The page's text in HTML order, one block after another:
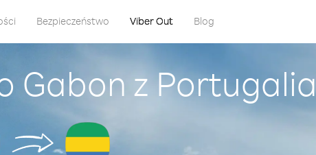
Bezpieczeństwo Viber Out Blog
Gabon z Portugalia